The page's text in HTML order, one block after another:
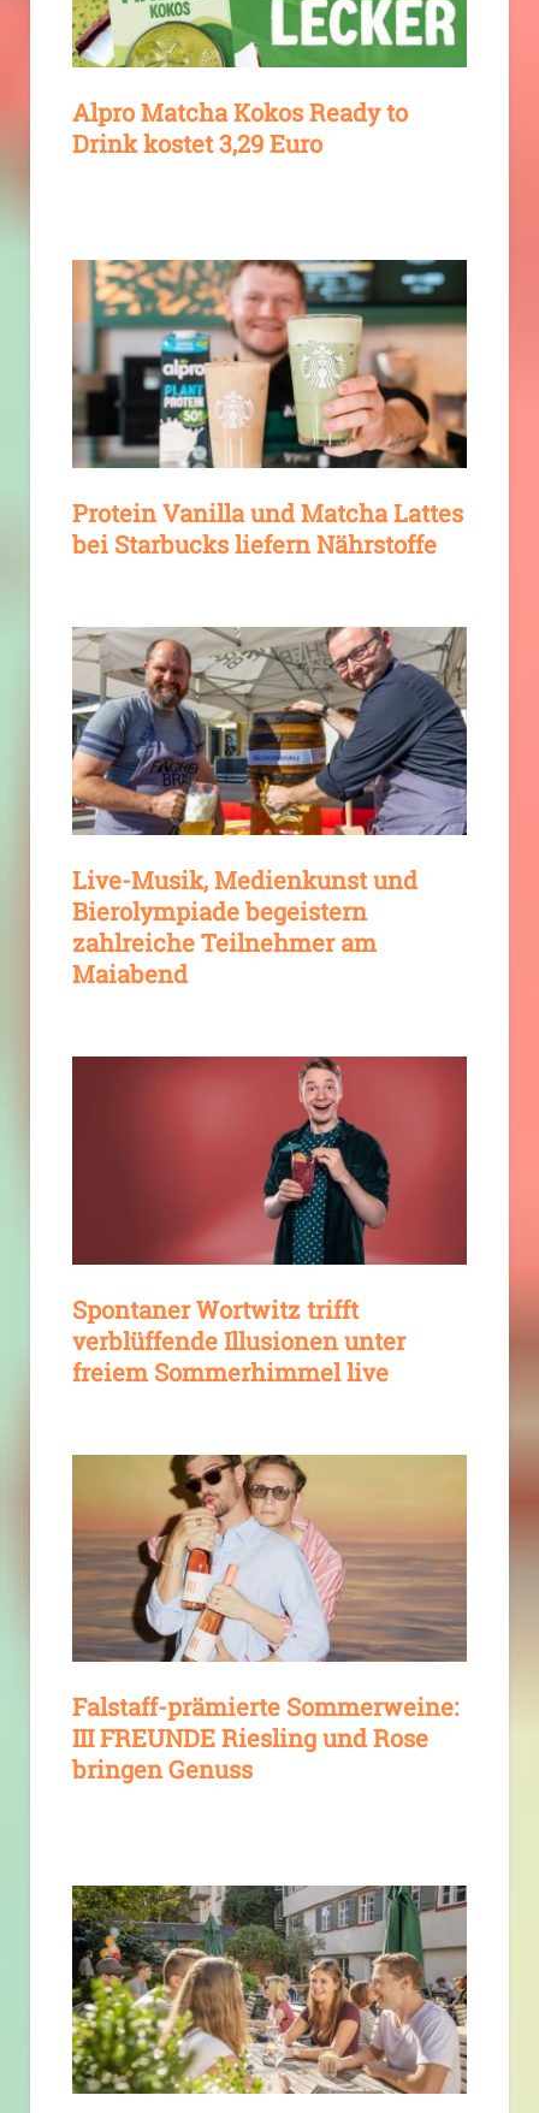
Alpro Matcha Kokos Ready to
Drink kostet 3,29 Euro
Protein Vanilla und Matcha Lattes
bei Starbucks liefern Nährstoffe
Live-Musik, Medienkunst und
Bierolympiade begeistern
zahlreiche Teilnehmer am
Maiabend
Spontaner Wortwitz trifft
verblüffende Illusionen unter
freiem Sommerhimmel live
Falstaff-prämierte Sommerweine:
III FREUNDE Riesling und Rose
bringen Genuss